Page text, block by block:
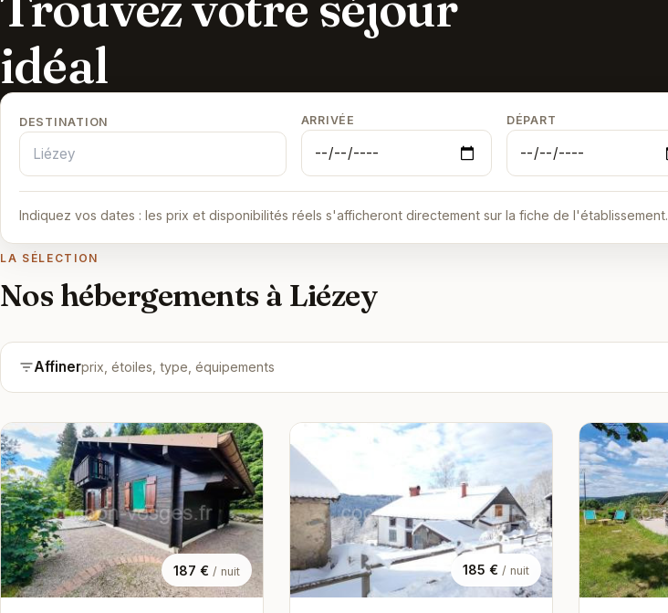
idéal
établissements référencés la nuit•Sans frais de réservation
Vos dates de séjour à Liézey
DESTINATION ARRIVÉE DÉPART
Indiquez vos dates : les prix et disponibilités réels s'afficheront directement sur la fiche de l'établissement.
LA SÉLECTION
Nos hébergements à Liézey
Affinerprix, étoiles, type, équipements
187 € / nuit 185 €/ nuit